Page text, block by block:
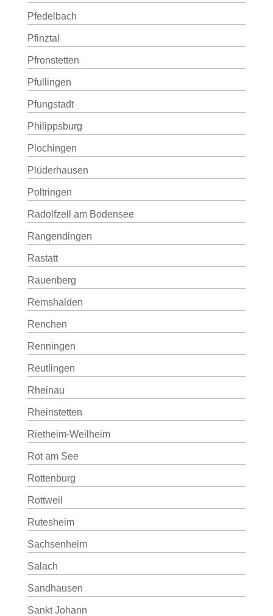
Pfedelbach
Pfinztal
Pfronstetten
Pfullingen
Pfungstadt
Philippsburg
Plochingen
Plüderhausen
Poltringen
Radolfzell am Bodensee
Rangendingen
Rastatt
Rauenberg
Remshalden
Renchen
Renningen
Reutlingen
Rheinau
Rheinstetten
Rietheim-Weilheim
Rot am See
Rottenburg
Rottweil
Rutesheim
Sachsenheim
Salach
Sandhausen
Sankt Johann